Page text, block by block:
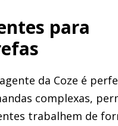
para
da Coze é
complexas,
trabalhem de